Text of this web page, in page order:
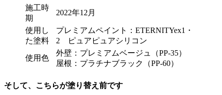
施工時
期
2022年12月
使用し
た塗料
プレミアムペイント：ETERNITYex1・
2 ピュアピュアシリコン
使用色
外壁：プレミアムベージュ（PP-35）
屋根：プラチナブラック（PP-60）
そして、こちらが塗り替え前です